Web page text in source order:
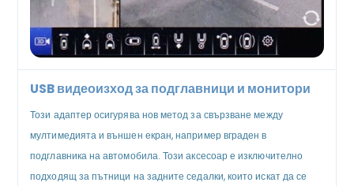
USB видеоизход за подглавници и монитори
Този адаптер осигурява нов метод за свързване между
мултимедията и външен екран, например вграден в
подглавника на автомобила. Този аксесоар е изключително
подходящ за пътници на задните седалки, които искат да се